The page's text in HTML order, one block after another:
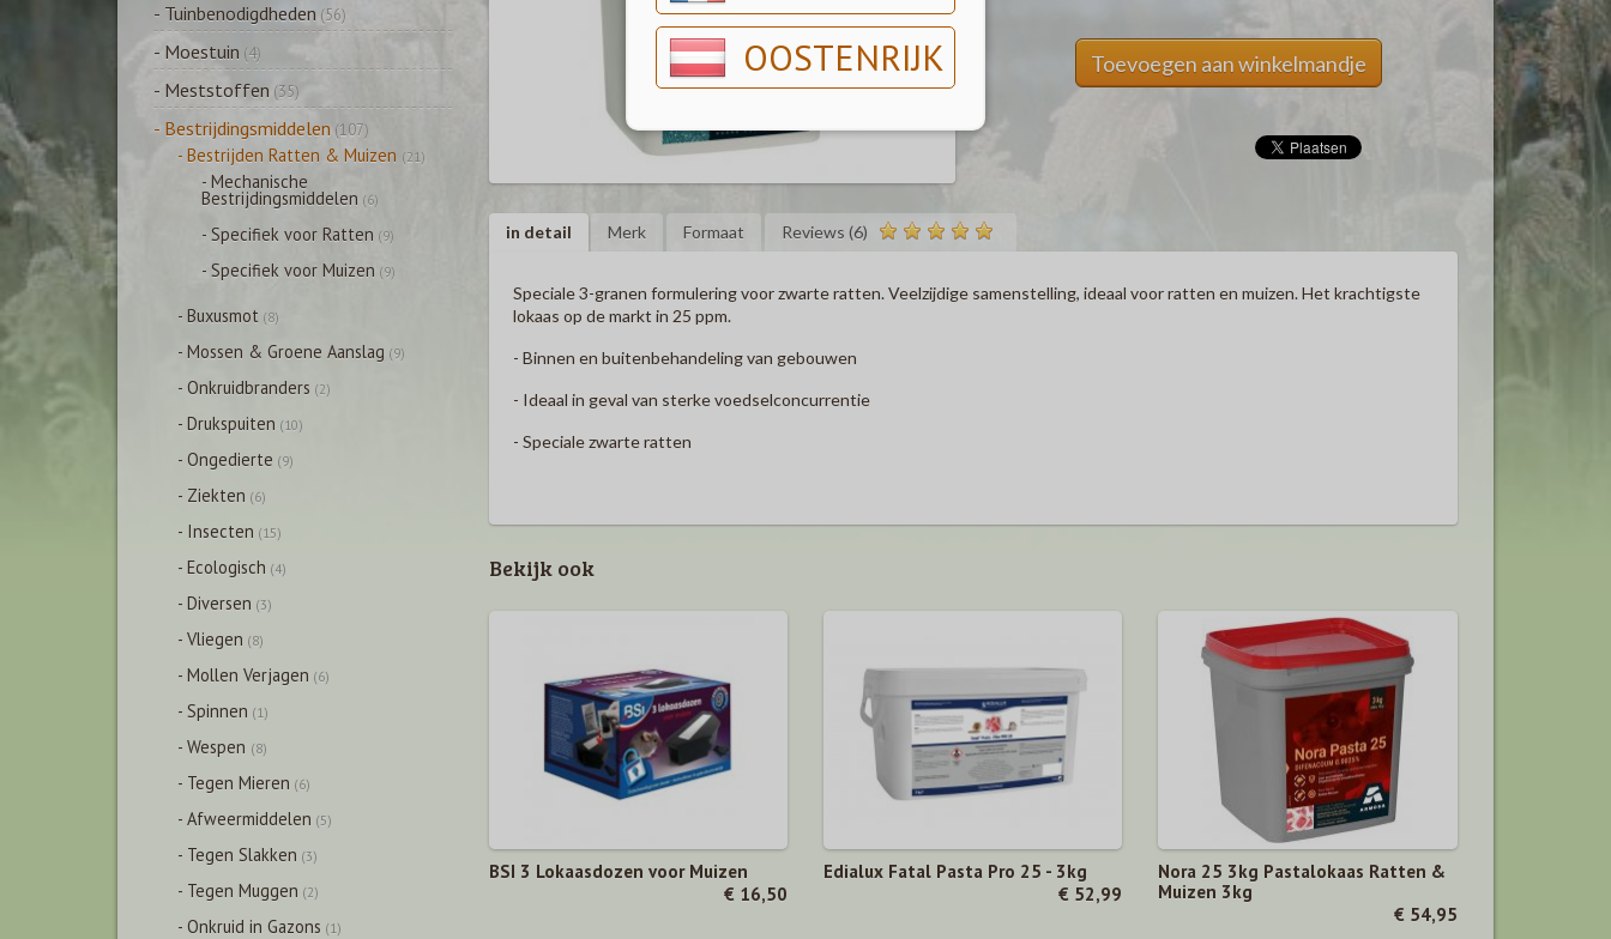
OOSTENRIJK
Toevoegen aan winkelmandje
in detail Merk Formaat Reviews (6)
Speciale 3-granen formulering voor zwarte ratten. Veelzijdige samenstelling, ideaal voor ratten en muizen. Het krachtigste
lokaas op de markt in 25 ppm.
- Binnen en buitenbehandeling van gebouwen
- Ideaal in geval van sterke voedselconcurrentie
- Speciale zwarte ratten
Bekijk ook
BSI 3 Lokaasdozen voor Muizen
€ 16,50
Edialux Fatal Pasta Pro 25 - 3kg
€ 52,99
Nora 25 3kg Pastalokaas Ratten &
Muizen 3kg
€ 54,95
- Tuinbenodigdheden (56)
- Moestuin (4)
- Meststoffen (35)
- Bestrijdingsmiddelen (107)
- Bestrijden Ratten & Muizen (21)
- Mechanische
Bestrijdingsmiddelen (6)
- Specifiek voor Ratten (9)
- Specifiek voor Muizen (9)
- Buxusmot (8)
- Mossen & Groene Aanslag (9)
- Onkruidbranders (2)
- Drukspuiten (10)
- Ongedierte (9)
- Ziekten (6)
- Insecten (15)
- Ecologisch (4)
- Diversen (3)
- Vliegen (8)
- Mollen Verjagen (6)
- Spinnen (1)
- Wespen (8)
- Tegen Mieren (6)
- Afweermiddelen (5)
- Tegen Slakken (3)
- Tegen Muggen (2)
- Onkruid in Gazons (1)